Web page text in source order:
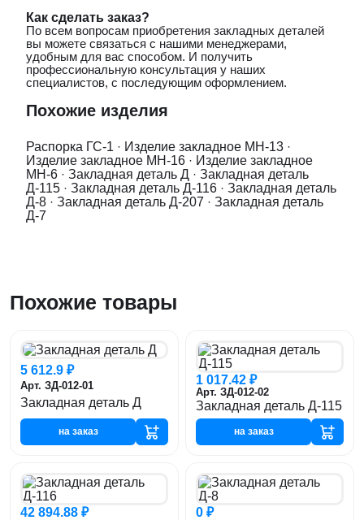
Как сделать заказ?
По всем вопросам приобретения закладных деталей
вы можете связаться с нашими менеджерами,
удобным для вас способом. И получить
профессиональную консультация у наших
специалистов, с последующим оформлением.
Похожие изделия
Распорка ГС-1 · Изделие закладное МН-13 ·
Изделие закладное МН-16 · Изделие закладное
МН-6 · Закладная деталь Д · Закладная деталь
Д-115 · Закладная деталь Д-116 · Закладная деталь
Д-8 · Закладная деталь Д-207 · Закладная деталь
Д-7
Похожие товары
5 612.9 ₽
Арт. ЗД-012-01
Закладная деталь Д
на заказ
1 017.42 ₽
Арт. ЗД-012-02
Закладная деталь Д-115
на заказ
42 894.88 ₽ 0 ₽